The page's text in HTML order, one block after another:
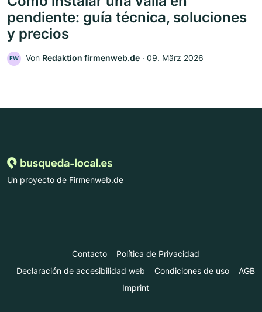
pendiente: guía técnica, soluciones
y precios
FW Von Redaktion firmenweb.de ‧ 09. März 2026
Un proyecto de Firmenweb.de
Contacto
Política de Privacidad
Declaración de accesibilidad web
Condiciones de uso
AGB
Imprint